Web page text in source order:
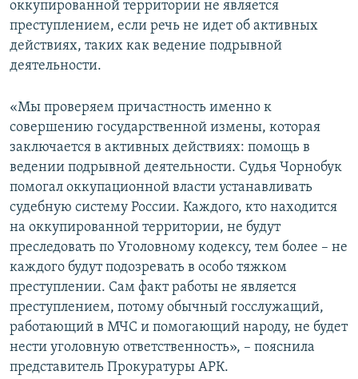
оккупированной территории не является
преступлением, если речь не идет об активных
действиях, таких как ведение подрывной
деятельности.
«Мы проверяем причастность именно к
совершению государственной измены, которая
заключается в активных действиях: помощь в
ведении подрывной деятельности. Судья Чорнобук
помогал оккупационной власти устанавливать
судебную систему России. Каждого, кто находится
на оккупированной территории, не будут
преследовать по Уголовному кодексу, тем более – не
каждого будут подозревать в особо тяжком
преступлении. Сам факт работы не является
преступлением, потому обычный госслужащий,
работающий в МЧС и помогающий народу, не будет
нести уголовную ответственность», – пояснила
представитель Прокуратуры АРК.